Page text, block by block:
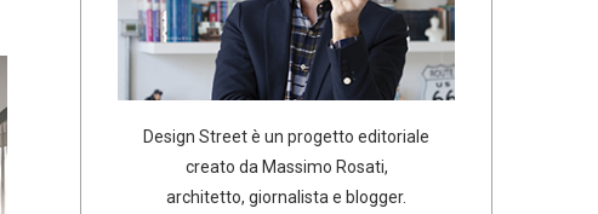
Design Street è un progetto editoriale
creato da Massimo Rosati,
architetto, giornalista e blogger.